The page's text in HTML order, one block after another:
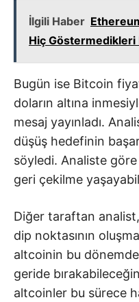
İlgili Haber
Hiç Göstermedikleri
Bugün ise Bitcoin
doların altına
mesaj yayınladı.
düşüş hedefinin
söyledi. Analiste
geri çekilme
Diğer taraftan
dip noktasının
altcoinin bu dönemde
geride
altcoinler bu sürece